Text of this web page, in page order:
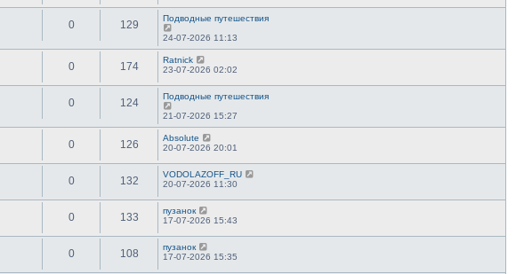
0 129
Подводные путешествия
24-07-2026 11:13
0 174
Ratnick
23-07-2026 02:02
0 124
Подводные путешествия
21-07-2026 15:27
0 126
Absolute
20-07-2026 20:01
0 132
VODOLAZOFF_RU
20-07-2026 11:30
0 133
пузанок
17-07-2026 15:43
0 108
пузанок
17-07-2026 15:35